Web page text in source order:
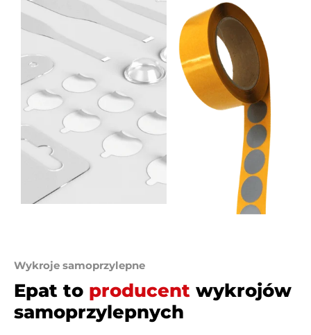
Wykroje samoprzylepne
Epat to producent wykrojów
samoprzylepnych